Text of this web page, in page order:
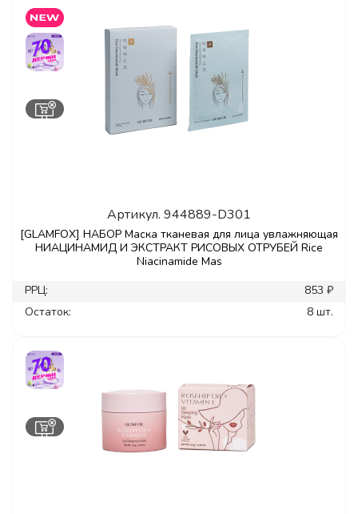
Артикул. 944889-D301
[GLAMFOX] НАБОР Маска тканевая для лица увлажняющая
НИАЦИНАМИД И ЭКСТРАКТ РИСОВЫХ ОТРУБЕЙ Rice
Niacinamide Mas
РРЦ:
853 ₽
Остаток:
8 шт.